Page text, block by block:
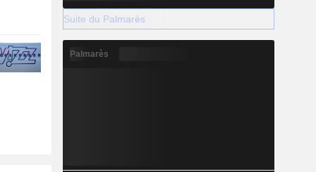
Suite du Palmarès
Palmarès